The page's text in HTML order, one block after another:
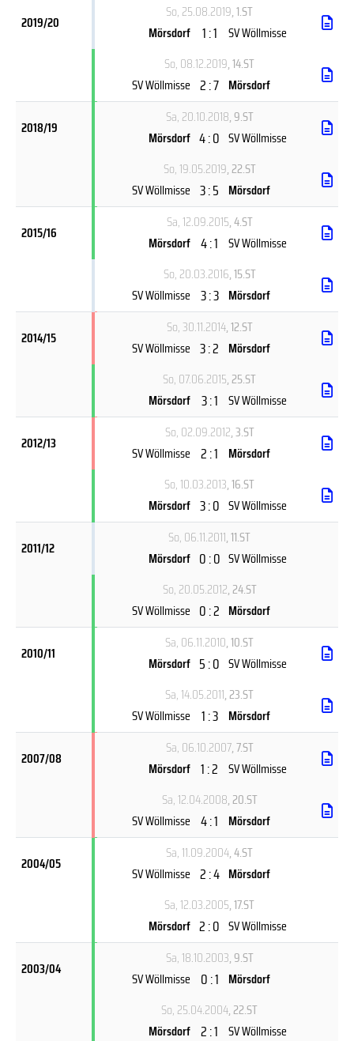
2019/20
So, 25.08.2019, 1.ST
Mörsdorf
1 : 1
SV Wöllmisse
So, 08.12.2019, 14.ST
SV Wöllmisse 2 : 7 Mörsdorf
2018/19
Sa, 20.10.2018, 9.ST
Mörsdorf 4 : 0 SV Wöllmisse
So, 19.05.2019, 22.ST
SV Wöllmisse 3 : 5 Mörsdorf
2015/16
Sa, 12.09.2015, 4.ST
Mörsdorf 4 : 1 SV Wöllmisse
So, 20.03.2016, 15.ST
SV Wöllmisse 3 : 3 Mörsdorf
2014/15
So, 30.11.2014, 12.ST
SV Wöllmisse 3 : 2 Mörsdorf
So, 07.06.2015, 25.ST
Mörsdorf 3 : 1 SV Wöllmisse
2012/13
So, 02.09.2012, 3.ST
SV Wöllmisse 2 : 1 Mörsdorf
So, 10.03.2013, 16.ST
Mörsdorf 3 : 0 SV Wöllmisse
2011/12
So, 06.11.2011, 11.ST
Mörsdorf 0 : 0 SV Wöllmisse
So, 20.05.2012, 24.ST
SV Wöllmisse 0 : 2 Mörsdorf
2010/11
Sa, 06.11.2010, 10.ST
Mörsdorf 5 : 0 SV Wöllmisse
Sa, 14.05.2011, 23.ST
SV Wöllmisse 1 : 3 Mörsdorf
2007/08
Sa, 06.10.2007, 7.ST
Mörsdorf 1 : 2 SV Wöllmisse
Sa, 12.04.2008, 20.ST
SV Wöllmisse 4 : 1 Mörsdorf
2004/05
Sa, 11.09.2004, 4.ST
SV Wöllmisse 2 : 4 Mörsdorf
Sa, 12.03.2005, 17.ST
Mörsdorf 2 : 0 SV Wöllmisse
2003/04
Sa, 18.10.2003, 9.ST
SV Wöllmisse 0 : 1 Mörsdorf
So, 25.04.2004, 22.ST
Mörsdorf 2 : 1 SV Wöllmisse